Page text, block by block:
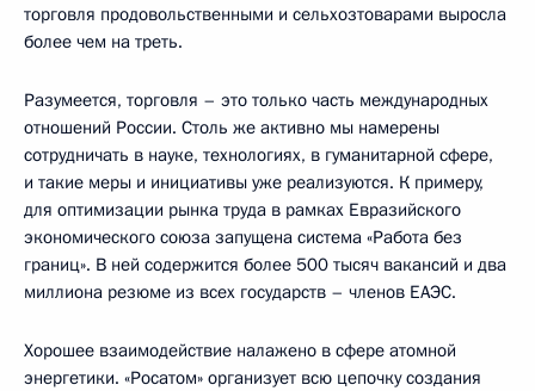
торговля продовольственными и сельхозтоварами выросла
более чем на треть.
Разумеется, торговля – это только часть международных
отношений России. Столь же активно мы намерены
сотрудничать в науке, технологиях, в гуманитарной сфере,
и такие меры и инициативы уже реализуются. К примеру,
для оптимизации рынка труда в рамках Евразийского
экономического союза запущена система «Работа без
границ». В ней содержится более 500 тысяч вакансий и два
миллиона резюме из всех государств – членов ЕАЭС.
Хорошее взаимодействие налажено в сфере атомной
энергетики. «Росатом» организует всю цепочку создания